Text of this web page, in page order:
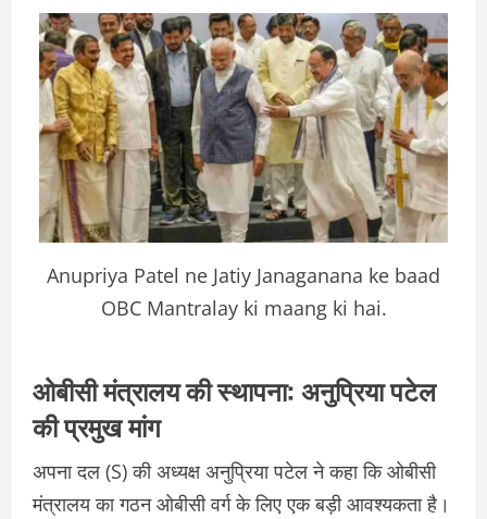
Anupriya Patel ne Jatiy Janaganana ke baad
OBC Mantralay ki maang ki hai.
ओबीसी मंत्रालय की स्थापना: अनुप्रिया पटेल
की प्रमुख मांग
अपना दल (S) की अध्यक्ष अनुप्रिया पटेल ने कहा कि ओबीसी
मंत्रालय का गठन ओबीसी वर्ग के लिए एक बड़ी आवश्यकता है।